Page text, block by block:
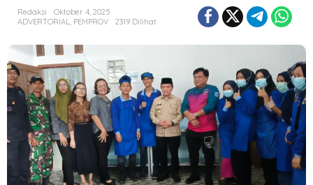
Redaksi
Oktober 4, 2025
ADVERTORIAL, PEMPROV 2319 Dilihat